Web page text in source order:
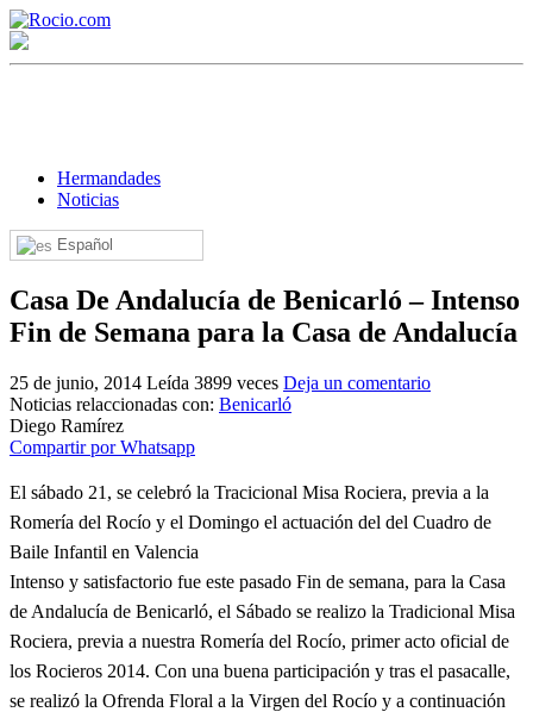
Hermandades
Noticias
Español
Casa De Andalucía de Benicarló – Intenso
Fin de Semana para la Casa de Andalucía
25 de junio, 2014 Leída 3899 veces Deja un comentario
Noticias relaccionadas con: Benicarló
Diego Ramírez
Compartir por Whatsapp
El sábado 21, se celebró la Tracicional Misa Rociera, previa a la
Romería del Rocío y el Domingo el actuación del del Cuadro de
Baile Infantil en Valencia
Intenso y satisfactorio fue este pasado Fin de semana, para la Casa
de Andalucía de Benicarló, el Sábado se realizo la Tradicional Misa
Rociera, previa a nuestra Romería del Rocío, primer acto oficial de
los Rocieros 2014. Con una buena participación y tras el pasacalle,
se realizó la Ofrenda Floral a la Virgen del Rocío y a continuación
¡Bienvenido! Soy el asistente virtual de rocio.com.
¿En qué puedo ayudarte?
Historia de la Virgen del Rocío
¿Cuándo es la romería del Rocío?
¿Cuándo se construyó la primera ermita?
El traslado cada siete años
¿Cuales son los actos principales que se celebran en el
Rocío?
Quiero hacer el camino,¿que tengo que hacer?
En el Rocío, ¿dónde me alojo?